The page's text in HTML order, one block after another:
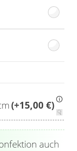
(+15,00 €)
auch